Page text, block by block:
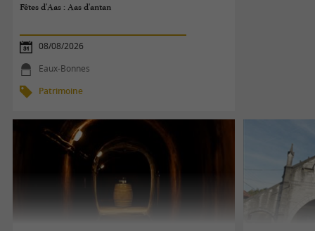
Fêtes d'Aas : Aas d'antan
08/08/2026
Eaux-Bonnes
Patrimoine